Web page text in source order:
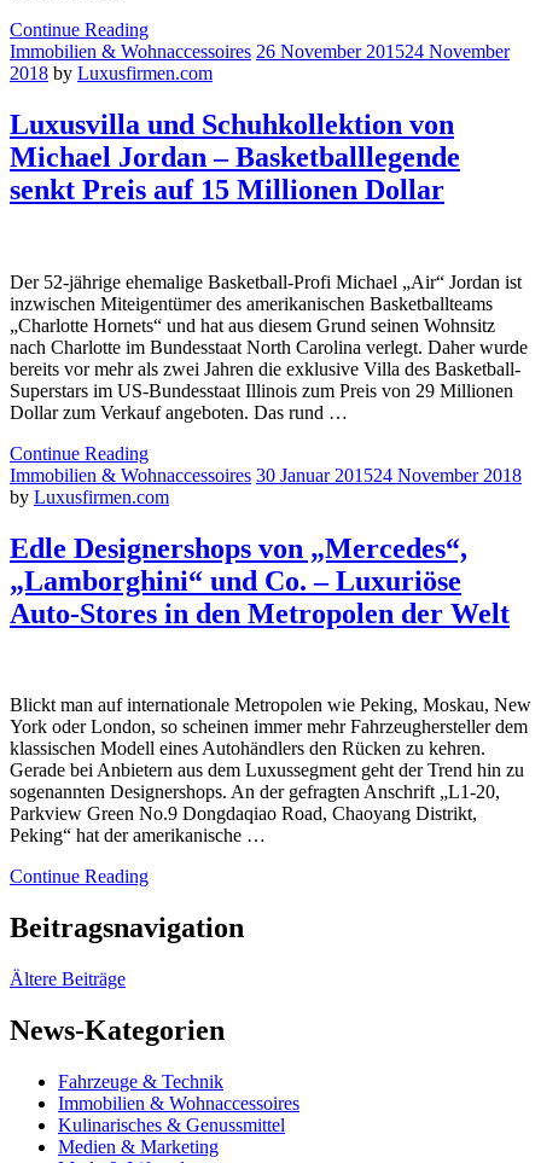
Continue Reading
Immobilien & Wohnaccessoires 26 November 201524 November
2018 by Luxusfirmen.com
Luxusvilla und Schuhkollektion von
Michael Jordan – Basketballlegende
senkt Preis auf 15 Millionen Dollar
Der 52-jährige ehemalige Basketball-Profi Michael „Air“ Jordan ist
inzwischen Miteigentümer des amerikanischen Basketballteams
„Charlotte Hornets“ und hat aus diesem Grund seinen Wohnsitz
nach Charlotte im Bundesstaat North Carolina verlegt. Daher wurde
bereits vor mehr als zwei Jahren die exklusive Villa des Basketball-
Superstars im US-Bundesstaat Illinois zum Preis von 29 Millionen
Dollar zum Verkauf angeboten. Das rund …
Continue Reading
Immobilien & Wohnaccessoires 30 Januar 201524 November 2018
by Luxusfirmen.com
Edle Designershops von „Mercedes“,
„Lamborghini“ und Co. – Luxuriöse
Auto-Stores in den Metropolen der Welt
Blickt man auf internationale Metropolen wie Peking, Moskau, New
York oder London, so scheinen immer mehr Fahrzeughersteller dem
klassischen Modell eines Autohändlers den Rücken zu kehren.
Gerade bei Anbietern aus dem Luxussegment geht der Trend hin zu
sogenannten Designershops. An der gefragten Anschrift „L1-20,
Parkview Green No.9 Dongdaqiao Road, Chaoyang Distrikt,
Peking“ hat der amerikanische …
Continue Reading
Beitragsnavigation
Ältere Beiträge
News-Kategorien
Fahrzeuge & Technik
Immobilien & Wohnaccessoires
Kulinarisches & Genussmittel
Medien & Marketing